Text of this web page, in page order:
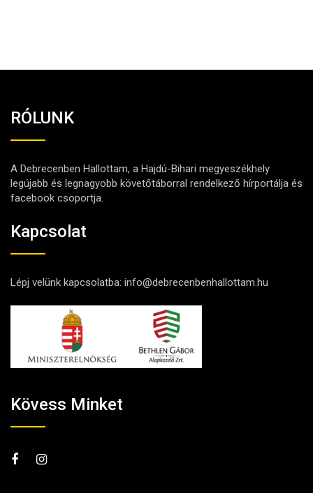
RÓLUNK
A Debrecenben Hallottam, a Hajdú-Bihari megyeszékhely
legújabb és legnagyobb követőtáborral rendelkező hírportálja és
facebook csoportja.
Kapcsolat
Lépj velünk kapcsolatba: info@debrecenbenhallottam.hu
Kövess Minket